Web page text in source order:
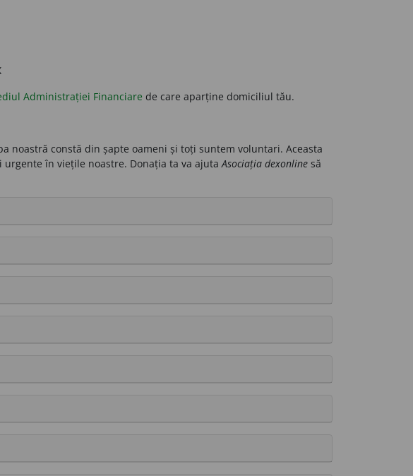
Administrației Financiare de care aparține domiciliul tău.
noastră constă din șapte oameni și toți suntem voluntari. Aceasta
în viețile noastre. Donația ta va ajutaAsociația dexonline să